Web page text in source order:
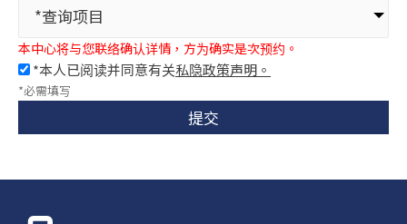
*查询项目
本中心将与您联络确认详情，方为确实是次预约。
*本人已阅读并同意有关私隐政策声明。
*必需填写
提交